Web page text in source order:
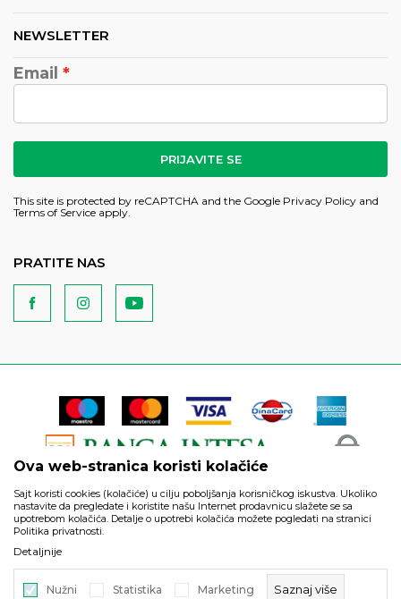
NEWSLETTER
Email
PRIJAVITE SE
This site is protected by reCAPTCHA and the Google Privacy Policy and
Terms of Service apply.
PRATITE NAS
artikli prikazani na sajtu su deo naše ponude i ne podrazumeva
da su dostupni u svakom trenutku.
Ova web-stranica koristi kolačiće
Sajt koristi cookies (kolačiće) u cilju poboljšanja korisničkog iskustva. Ukoliko
nastavite da pregledate i koristite našu Internet prodavnicu slažete se sa
upotrebom kolačića. Detalje o upotrebi kolačića možete pogledati na stranici
Politika privatnosti.
Detaljnije
Nužni Statistika Marketing Saznaj više